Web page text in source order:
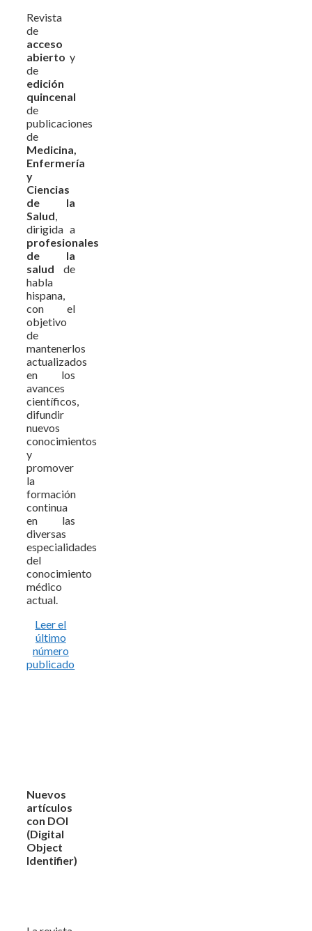
Revista
de
acceso
abierto y
de
edición
quincenal
de
publicaciones
de
Medicina,
Enfermería
y
Ciencias
de la
Salud,
dirigida a
profesionales
de la
salud de
habla
hispana,
con el
objetivo
de
mantenerlos
actualizados
en los
avances
científicos,
difundir
nuevos
conocimientos
y
promover
la
formación
continua
en las
diversas
especialidades
del
conocimiento
médico
actual.
Leer el
último
número
publicado
Nuevos
artículos
con DOI
(Digital
Object
Identifier)